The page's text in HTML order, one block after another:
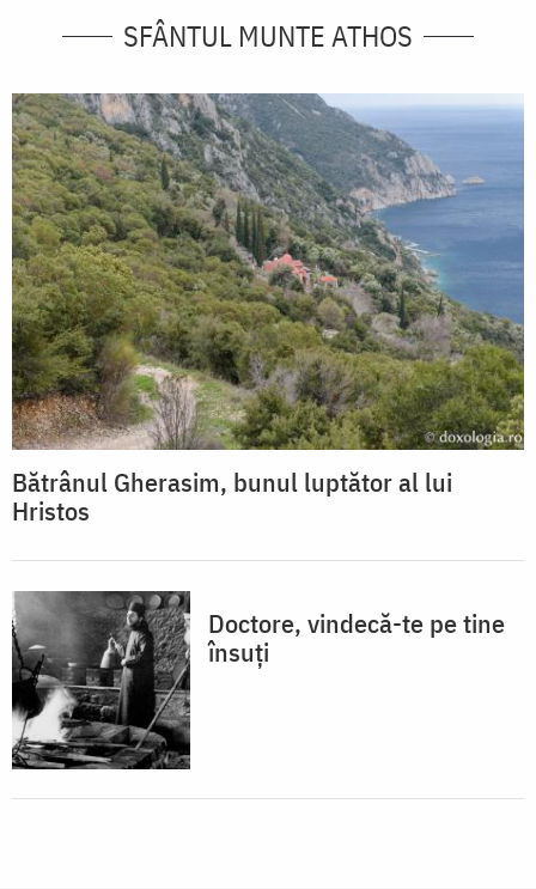
SFÂNTUL MUNTE ATHOS
Bătrânul Gherasim, bunul luptător al lui
Hristos
Doctore, vindecă-te pe tine
însuţi